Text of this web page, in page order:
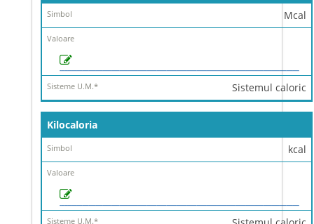
Mcal
Sistemul caloric
Kilocaloria
kcal